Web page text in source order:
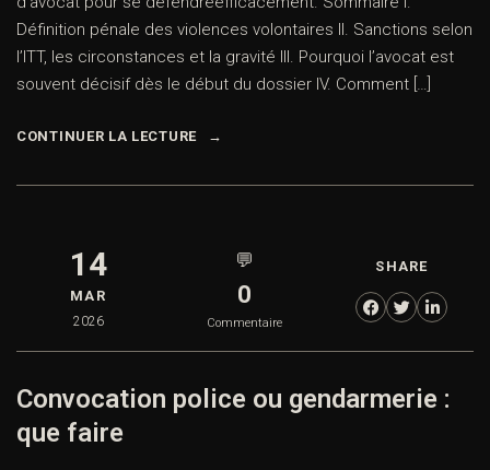
Définition pénale des violences volontaires II. Sanctions selon
l’ITT, les circonstances et la gravité III. Pourquoi l’avocat est
souvent décisif dès le début du dossier IV. Comment […]
CONTINUER LA LECTURE
14
MAR
2026
💬
0
Commentaire
SHARE
Convocation police ou gendarmerie :
que faire